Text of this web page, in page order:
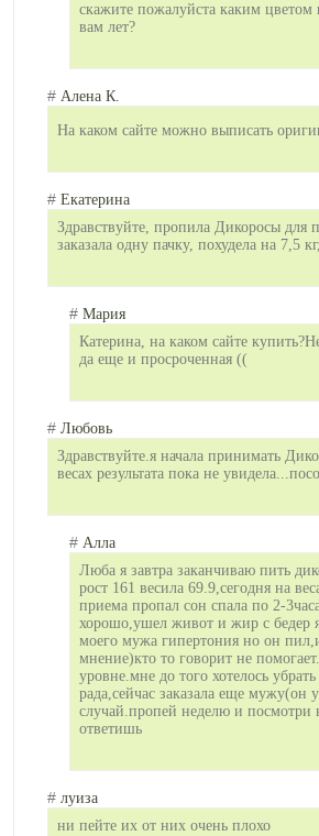
скажите пожалуйста каким цветом
вам лет?
# Алена К.
На каком сайте можно выписать
# Екатерина
Здравствуйте, пропила Дикоросы для
заказала одну пачку, похудела на 7,5
# Мария
Катерина, на каком сайте
да еще и просроченная ((
# Любовь
Здравствуйте.я начала принимать
весах результата пока не
# Алла
Люба я завтра заканчиваю пить
рост 161 весила 69.9,сегодня на
приема пропал сон спала по 2-
хорошо,ушел живот и жир с бедер я
моего мужа гипертония но он
мнение)кто то говорит не
уровне.мне до того хотелось
рада,сейчас заказала еще мужу(он
случай.пропей неделю и посмотри
ответишь
# луиза
ни пейте их от них очень плохо